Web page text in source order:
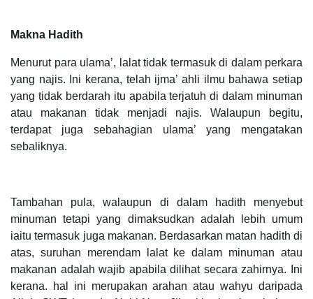
Makna Hadith
Menurut para ulama’, lalat tidak termasuk di dalam perkara
yang najis. Ini kerana, telah ijma’ ahli ilmu bahawa setiap
yang tidak berdarah itu apabila terjatuh di dalam minuman
atau makanan tidak menjadi najis. Walaupun begitu,
terdapat juga sebahagian ulama’ yang mengatakan
sebaliknya.
Tambahan pula, walaupun di dalam hadith menyebut
minuman tetapi yang dimaksudkan adalah lebih umum
iaitu termasuk juga makanan. Berdasarkan matan hadith di
atas, suruhan merendam lalat ke dalam minuman atau
makanan adalah wajib apabila dilihat secara zahirnya. Ini
kerana. hal ini merupakan arahan atau wahyu daripada